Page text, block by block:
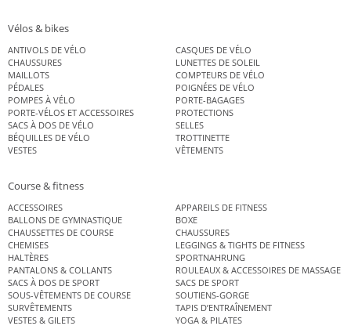
Vélos & bikes
ANTIVOLS DE VÉLO
CASQUES DE VÉLO
CHAUSSURES
LUNETTES DE SOLEIL
MAILLOTS
COMPTEURS DE VÉLO
PÉDALES
POIGNÉES DE VÉLO
POMPES À VÉLO
PORTE-BAGAGES
PORTE-VÉLOS ET ACCESSOIRES
PROTECTIONS
SACS À DOS DE VÉLO
SELLES
BÉQUILLES DE VÉLO
TROTTINETTE
VESTES
VÊTEMENTS
Course & fitness
ACCESSOIRES
APPAREILS DE FITNESS
BALLONS DE GYMNASTIQUE
BOXE
CHAUSSETTES DE COURSE
CHAUSSURES
CHEMISES
LEGGINGS & TIGHTS DE FITNESS
HALTÈRES
SPORTNAHRUNG
PANTALONS & COLLANTS
ROULEAUX & ACCESSOIRES DE MASSAGE
SACS À DOS DE SPORT
SACS DE SPORT
SOUS-VÊTEMENTS DE COURSE
SOUTIENS-GORGE
SURVÊTEMENTS
TAPIS D’ENTRAÎNEMENT
VESTES & GILETS
YOGA & PILATES